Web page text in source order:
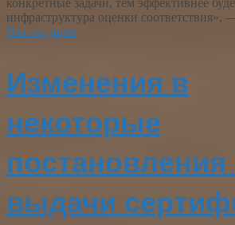
конкретные задачи, тем эффективнее
инфраструктура оценки
Читать далее
Изменения в
некоторые
постановления
выдачи